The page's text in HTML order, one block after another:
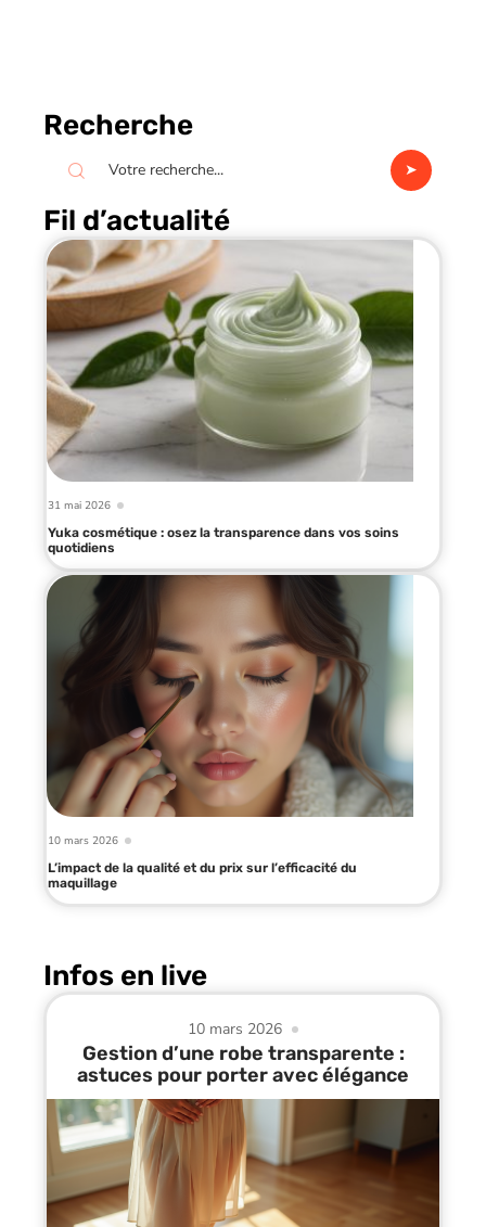
Recherche
Fil d’actualité
31 mai 2026
Yuka cosmétique : osez la transparence dans vos soins
quotidiens
10 mars 2026
L’impact de la qualité et du prix sur l’efficacité du
maquillage
Infos en live
10 mars 2026
Gestion d’une robe transparente :
astuces pour porter avec élégance